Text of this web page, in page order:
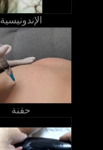
الإندونيسية
حقنة